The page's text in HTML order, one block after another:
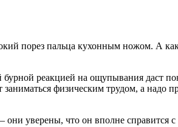
порез пальца кухонным ножом. А
реакцией на ощупывания даст
физическим трудом, а надо
— они уверены, что он вполне